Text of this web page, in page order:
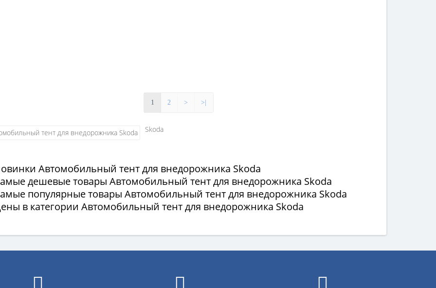
1 2 > >|
Skoda
Автомобильный тент для внедорожника Skoda
дешевые товары Автомобильный тент для внедорожника Skoda
популярные товары Автомобильный тент для внедорожника Skoda
в категории Автомобильный тент для внедорожника Skoda